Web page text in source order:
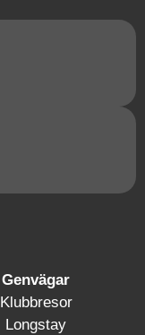
Genvägar
Klubbresor
Longstay